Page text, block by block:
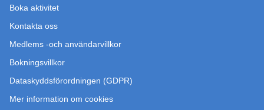
Boka aktivitet
Kontakta oss
Medlems -och användarvillkor
Bokningsvillkor
Dataskyddsförordningen (GDPR)
Mer information om cookies